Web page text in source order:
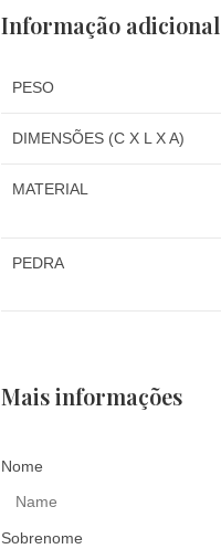
Informação adicional
PESO
DIMENSÕES (C X L X A)
MATERIAL
PEDRA
Mais informações
Nome
Sobrenome